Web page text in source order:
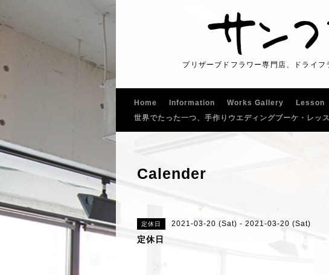
プリザーブドフラワー専門店、ドライ
Home Information Works Gallery Lesson
世界でたった一つ、手作りウエディングブーケ・レッ
Calender
定休日 2021-03-20 (Sat) - 2021-03-20 (Sat)
定休日